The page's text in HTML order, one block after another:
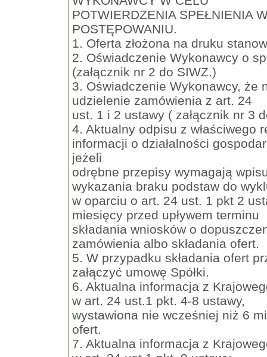
POTWIERDZENIA SPEŁNIENIA
POSTĘPOWANIU.
1. Oferta złożona na druku
2. Oświadczenie Wykonawcy o
(załącznik nr 2 do SIWZ.)
3. Oświadczenie Wykonawcy, że
udzielenie zamówienia z art. 24
ust. 1 i 2 ustawy ( załącznik nr 3
4. Aktualny odpisu z właściwego
informacji o działalności
jeżeli
odrębne przepisy wymagają
wykazania braku podstaw do
w oparciu o art. 24 ust. 1 pkt 2
miesięcy przed upływem terminu
składania wniosków o
zamówienia albo składania ofert.
5. W przypadku składania ofert
załączyć umowę Spółki.
6. Aktualna informacja z
w art. 24 ust.1 pkt. 4-8 ustawy,
wystawiona nie wcześniej niż 6
ofert.
7. Aktualna informacja z